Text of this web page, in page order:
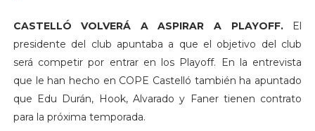
CASTELLÓ VOLVERÁ A ASPIRAR A PLAYOFF.El
presidente del club apuntaba a que el objetivo del club
será competir por entrar en los Playoff. En la entrevista
que le han hecho en COPE Castelló también ha apuntado
que Edu Durán, Hook, Alvarado y Faner tienen contrato
para la próxima temporada.